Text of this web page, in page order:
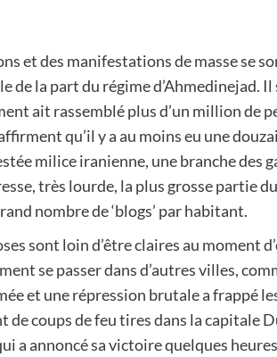
et des manifestations de masse se
de la part du régime d’Ahmedinejad.
ait rassemblé plus d’un million de
qu’il y a au moins eu une
milice iranienne, une branche des
très lourde, la plus grosse partie
nombre de ‘blogs’ par habitant.
sont loin d’être claires au moment
se passer dans d’autres villes,
et une répression brutale a frappé
de coups de feu tires dans la capitale
a annoncé sa victoire quelques